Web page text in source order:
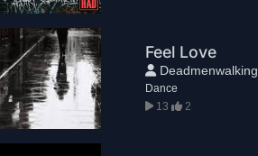
Feel Love
Deadmenwalking
Dance
13
2